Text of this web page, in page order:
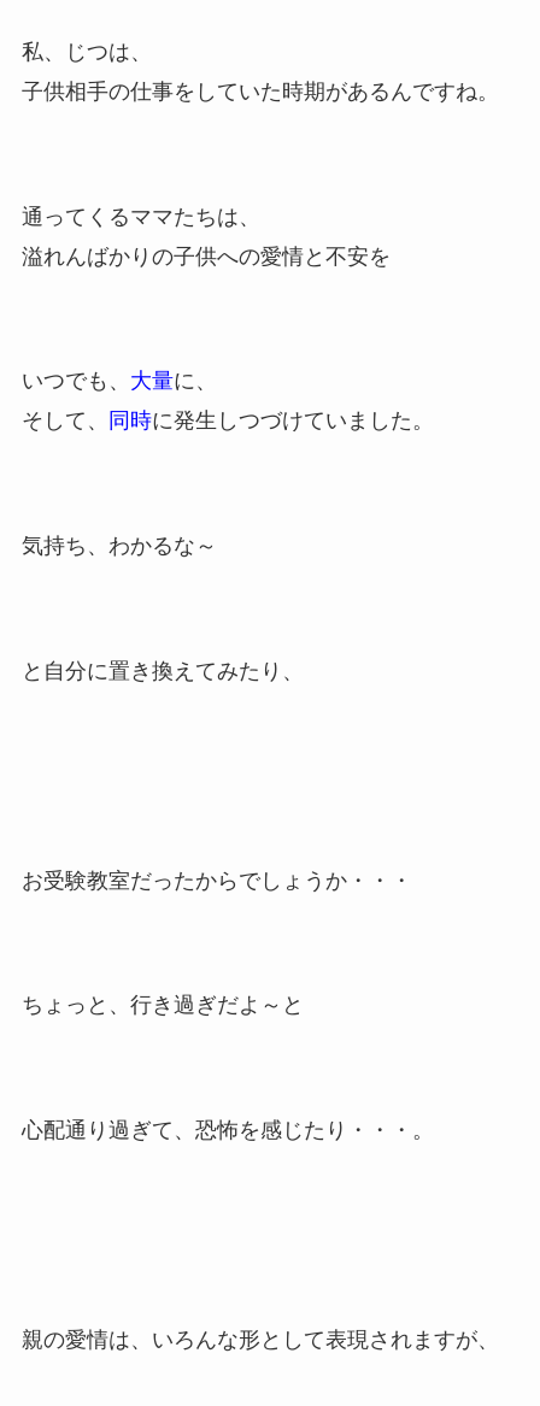
私、じつは、
子供相手の仕事をしていた時期があるんですね。
通ってくるママたちは、
溢れんばかりの子供への愛情と不安を
いつでも、 大量に、
そして、
同時に発生しつづけていました。
気持ち、わかるな～
と自分に置き換えてみたり、
お受験教室だったからでしょうか・・・
ちょっと、行き過ぎだよ～と
心配通り過ぎて、恐怖を感じたり・・・。
親の愛情は、いろんな形として表現されますが、